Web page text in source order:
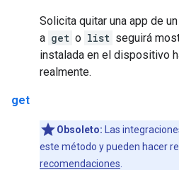
Solicita quitar una app de
a get o list seguirá
instalada en el dispositivo
realmente.
get
Obsoleto: Las
este método y pueden hacer
recomendaciones